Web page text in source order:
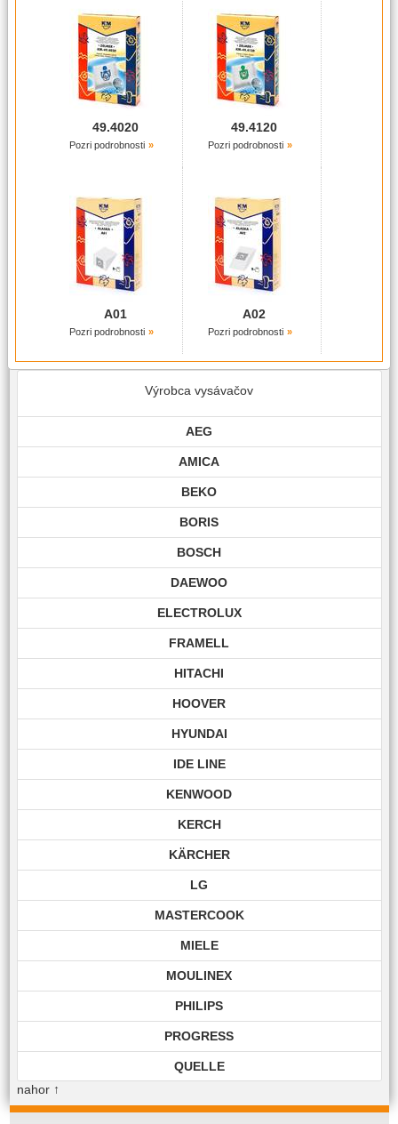
49.4020
Pozri podrobnosti
49.4120
Pozri podrobnosti
A01
Pozri podrobnosti
A02
Pozri podrobnosti
Výrobca vysávačov
AEG
AMICA
BEKO
BORIS
BOSCH
DAEWOO
ELECTROLUX
FRAMELL
HITACHI
HOOVER
HYUNDAI
IDE LINE
KENWOOD
KERCH
KÄRCHER
LG
MASTERCOOK
MIELE
MOULINEX
PHILIPS
PROGRESS
QUELLE
nahor↑